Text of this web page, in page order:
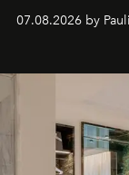
inédites et
générationnel.
07.08.2026 by